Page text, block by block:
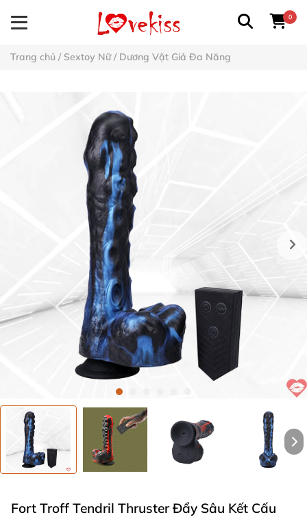
0
Trang chủ / Sextoy Nữ/ Dương Vật Giả Đa Năng
Fort Troff Tendril Thruster Đẩy Sâu Kết Cấu